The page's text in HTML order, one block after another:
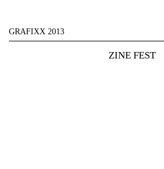
GRAFIXX 2013
ZINE FEST